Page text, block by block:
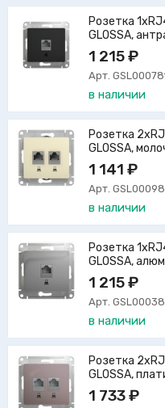
Розетка
GLOSSA,
1 215 ₽
Арт.
в наличии
Розетка
GLOSSA,
1 141 ₽
Арт.
в наличии
Розетка
GLOSSA,
1 215 ₽
Арт.
в наличии
Розетка
GLOSSA,
1 733 ₽